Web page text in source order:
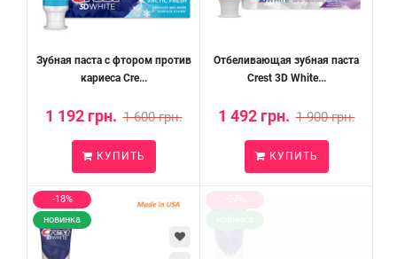
Зубная паста с фтором против
кариеса Cre...
1 192 грн. 1 600 грн.
КУПИТЬ
Отбеливающая зубная паста
Crest 3D White...
1 492 грн. 1 900 грн.
КУПИТЬ
-18%
новинка